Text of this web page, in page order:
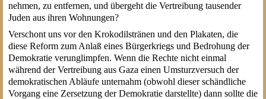
nehmen, zu entfernen, und übergeht die Vertreibung tausender
Juden aus ihren Wohnungen?
Verschont uns vor den Krokodilstränen und den Plakaten, die
diese Reform zum Anlaß eines Bürgerkriegs und Bedrohung der
Demokratie verunglimpfen. Wenn die Rechte nicht einmal
während der Vertreibung aus Gaza einen Umsturzversuch der
demokratischen Abläufe unternahm (obwohl dieser schändliche
Vorgang eine Zersetzung der Demokratie darstellte) dann sollte die